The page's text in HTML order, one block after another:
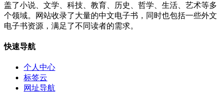
盖了小说、文学、科技、教育、历史、哲学、生活、艺术等多
个领域。网站收录了大量的中文电子书，同时也包括一些外文
电子书资源，满足了不同读者的需求。
快速导航
个人中心
标签云
网址导航